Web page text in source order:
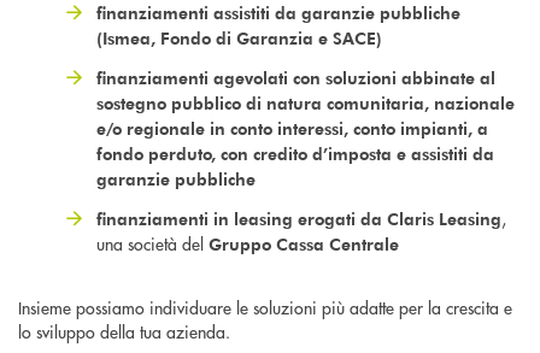
finanziamenti assistiti da garanzie pubbliche
(Ismea, Fondo di Garanzia e SACE)
finanziamenti agevolati con soluzioni abbinate al
sostegno pubblico di natura comunitaria, nazionale
e/o regionale in conto interessi, conto impianti, a
fondo perduto, con credito d’imposta e assistiti da
garanzie pubbliche
finanziamenti in leasing erogati da Claris Leasing,
una società del Gruppo Cassa Centrale
Insieme possiamo individuare le soluzioni più adatte per la crescita e
lo sviluppo della tua azienda.